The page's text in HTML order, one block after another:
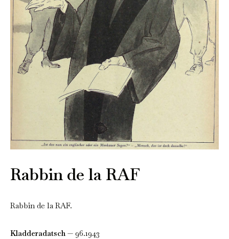
Rabbin de la RAF
Rabbin de la RAF.
Kladderadatsch — 96.1943